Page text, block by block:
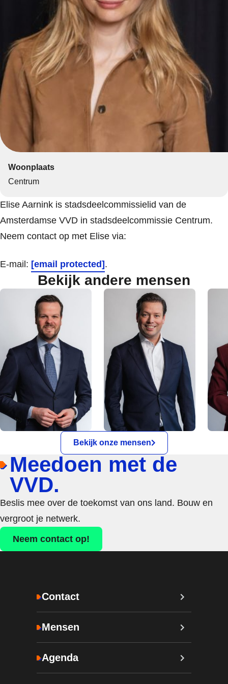
Woonplaats
Centrum
Elise Aarnink is stadsdeelcommissielid van de
Amsterdamse VVD in stadsdeelcommissie Centrum.
Neem contact op met Elise via:
E-mail: [email protected].
Bekijk andere mensen
Bekijk onze mensen
Meedoen met de
VVD.
Beslis mee over de toekomst van ons land. Bouw en
vergroot je netwerk.
Neem contact op!
Contact
Mensen
Agenda